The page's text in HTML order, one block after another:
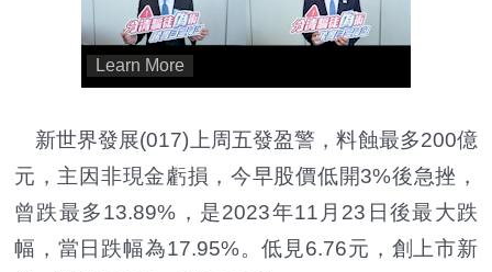
新世界發展(017)上周五發盈警，料蝕最多200億
元，主因非現金虧損，今早股價低開3%後急挫，
曾跌最多13.89%，是2023年11月23日後最大跌
幅，當日跌幅為17.95%。低見6.76元，創上市新